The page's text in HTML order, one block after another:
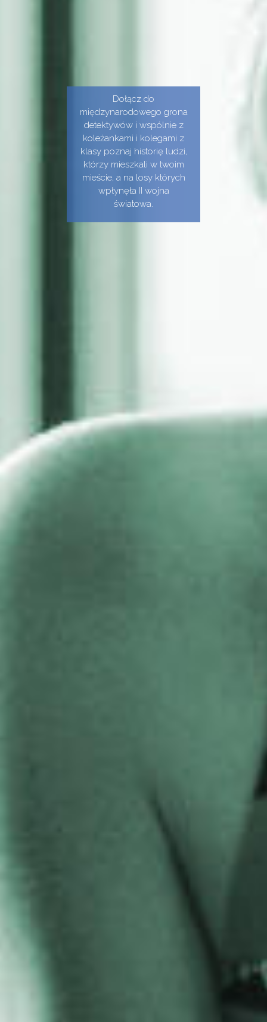
Dołącz do
międzynarodowego grona
detektywów i wspólnie z
koleżankami i kolegami z
klasy poznaj historię ludzi,
którzy mieszkali w twoim
mieście, a na losy których
wpłynęła II wojna
światowa.